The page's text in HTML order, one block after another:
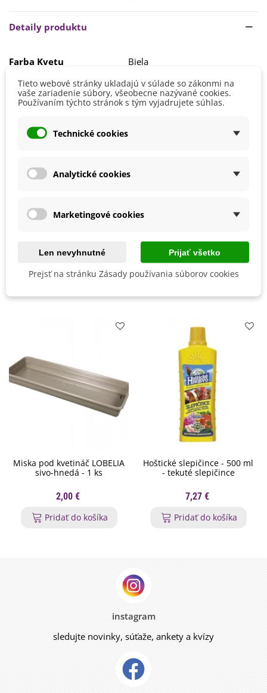
Klíčenie trvá 7 - 21 dnís ideálnou teplotou okolo 18
stupňov . Stanovisko slnečné.
Detaily produktu
Farba Kvetu
Biela
Doba Kvitnutia
August
Júl
Stanovisko
Výsev/výsadba
Jún
Mrazuvzdornosť
Nie
Mohli byste ešte potrebovať
Miska pod kvetináč LOBELIA
sivo-hnedá - 1 ks
2,00 €
Pridať do košíka
Hoštické slepičince - 500 ml
- tekuté slepičince
7,27 €
Pridať do košíka
instagram
sledujte novinky, súťaže, ankety a kvízy
Tieto webové stránky ukladajú v súlade so zákonmi na
vaše zariadenie súbory, všeobecne nazývané cookies.
Používaním týchto stránok s tým vyjadrujete súhlas.
Technické cookies
Analytické cookies
Marketingové cookies
Len nevyhnutné Prijať všetko
Prejsť na stránku Zásady používania súborov cookies